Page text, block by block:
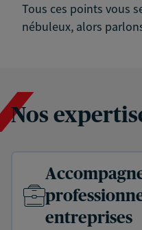
Tous ces points vous
nébuleux, alors
Nos
entreprises